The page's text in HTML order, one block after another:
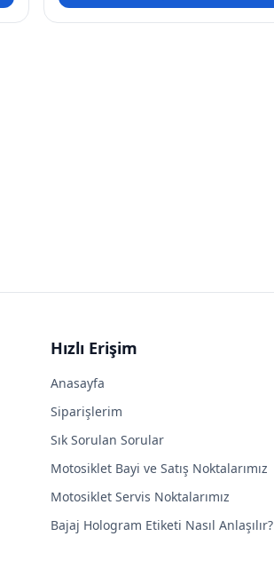
Hızlı Erişim
Anasayfa
Siparişlerim
Sık Sorulan Sorular
Motosiklet Bayi ve Satış Noktalarımız
Motosiklet Servis Noktalarımız
Bajaj Hologram Etiketi Nasıl Anlaşılır?